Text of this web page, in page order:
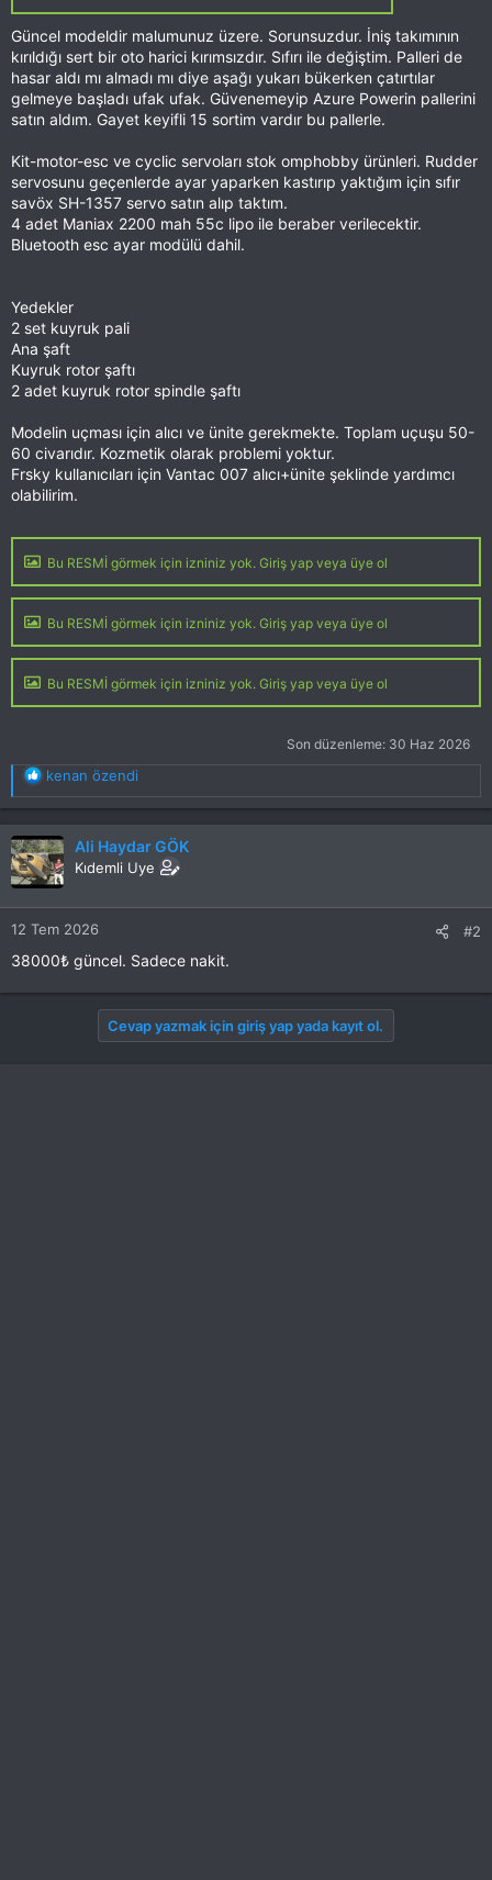
Güncel modeldir malumunuz üzere. Sorunsuzdur. İniş takımının
kırıldığı sert bir oto harici kırımsızdır. Sıfırı ile değiştim. Palleri de
hasar aldı mı almadı mı diye aşağı yukarı bükerken çatırtılar
gelmeye başladı ufak ufak. Güvenemeyip Azure Powerin pallerini
satın aldım. Gayet keyifli 15 sortim vardır bu pallerle.
Kit-motor-esc ve cyclic servoları stok omphobby ürünleri. Rudder
servosunu geçenlerde ayar yaparken kastırıp yaktığım için sıfır
savöx SH-1357 servo satın alıp taktım.
4 adet Maniax 2200 mah 55c lipo ile beraber verilecektir.
Bluetooth esc ayar modülü dahil.
Yedekler
2 set kuyruk pali
Ana şaft
Kuyruk rotor şaftı
2 adet kuyruk rotor spindle şaftı
Modelin uçması için alıcı ve ünite gerekmekte. Toplam uçuşu 50-
60 civarıdır. Kozmetik olarak problemi yoktur.
Frsky kullanıcıları için Vantac 007 alıcı+ünite şeklinde yardımcı
olabilirim.
Bu RESMİ görmek için izniniz yok. Giriş yap veya üye ol
Bu RESMİ görmek için izniniz yok. Giriş yap veya üye ol
Bu RESMİ görmek için izniniz yok. Giriş yap veya üye ol
Son düzenleme: 30 Haz 2026
T
e
p
k
i
l
e
r
:
kenan özendi
Ali Haydar GÖK
Kıdemli Uye
12 Tem 2026 #2
38000₺ güncel. Sadece nakit.
Cevap yazmak için giriş yap yada kayıt ol.